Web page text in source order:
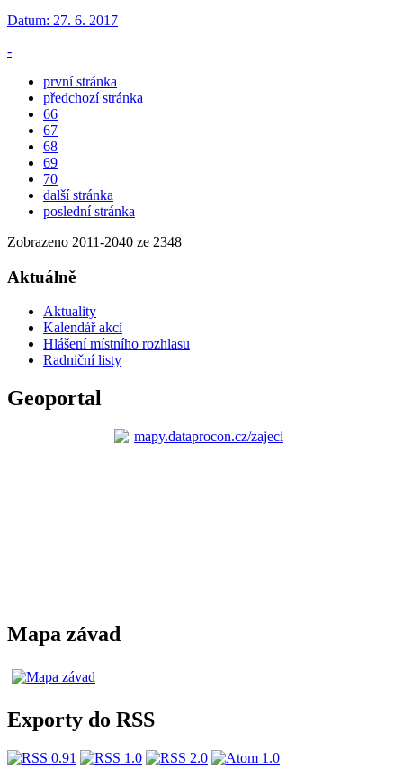
Datum: 27. 6. 2017
-
první stránka
předchozí stránka
66
67
68
69
70
další stránka
poslední stránka
Zobrazeno 2011-2040 ze 2348
Aktuálně
Aktuality
Kalendář akcí
Hlášení místního rozhlasu
Radniční listy
Geoportal
Mapa závad
Exporty do RSS